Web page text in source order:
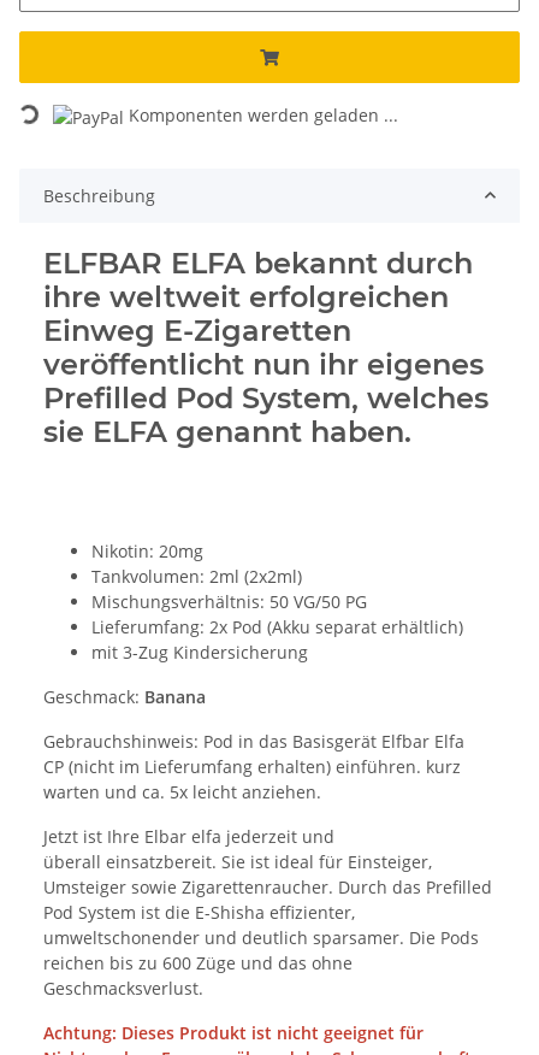
Loading... Komponenten werden geladen ...
Beschreibung
ELFBAR ELFA bekannt durch
ihre weltweit erfolgreichen
Einweg E-Zigaretten
veröffentlicht nun ihr eigenes
Prefilled Pod System, welches
sie ELFA genannt haben.
Nikotin: 20mg
Tankvolumen: 2ml (2x2ml)
Mischungsverhältnis: 50 VG/50 PG
Lieferumfang: 2x Pod (Akku separat erhältlich)
mit 3-Zug Kindersicherung
Geschmack: Banana
Gebrauchshinweis: Pod in das Basisgerät Elfbar Elfa
CP (nicht im Lieferumfang erhalten) einführen. kurz
warten und ca. 5x leicht anziehen.
Jetzt ist Ihre Elbar elfa jederzeit und
überall einsatzbereit. Sie ist ideal für Einsteiger,
Umsteiger sowie Zigarettenraucher. Durch das Prefilled
Pod System ist die E-Shisha effizienter,
umweltschonender und deutlich sparsamer. Die Pods
reichen bis zu 600 Züge und das ohne
Geschmacksverlust.
Achtung: Dieses Produkt ist nicht geeignet für